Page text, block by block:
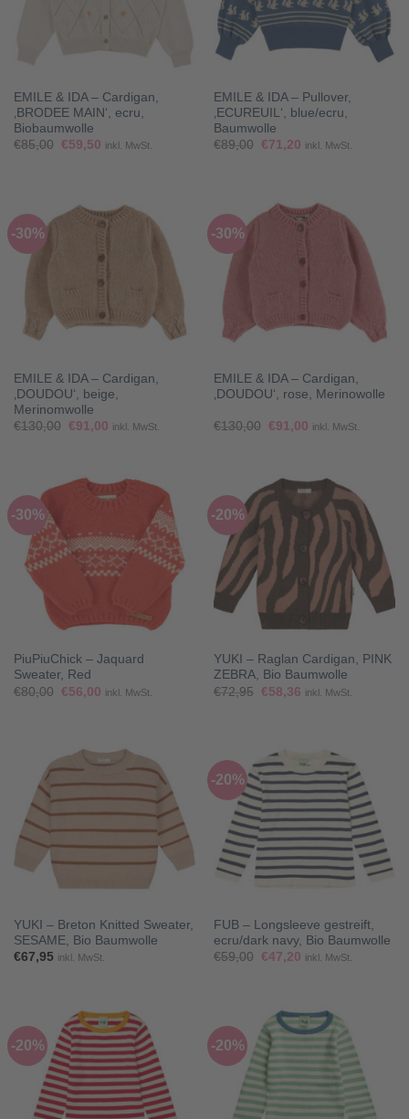
EMILE & IDA – Cardigan,
‚BRODEE MAIN‘, ecru,
Biobaumwolle
€85,00 Ursprünglicher
€59,50Aktueller
inkl. MwSt.
EMILE & IDA – Pullover,
‚ECUREUIL‘, blue/ecru,
Baumwolle
€89,00 Ursprünglicher
€71,20Aktueller
inkl. MwSt.
-30%
EMILE & IDA – Cardigan,
‚DOUDOU‘, beige,
Merinomwolle
€130,00 Ursprünglicher
€91,00Aktueller
inkl. MwSt.
-30%
EMILE & IDA – Cardigan,
‚DOUDOU‘, rose, Merinowolle
€130,00 Ursprünglicher
€91,00Aktueller
inkl. MwSt.
-30%
PiuPiuChick – Jaquard
Sweater, Red
€80,00 Ursprünglicher
Preis
€56,00Aktueller
inkl. MwSt.
-20%
YUKI – Raglan Cardigan, PINK
ZEBRA, Bio Baumwolle
€72,95 Ursprünglicher
Preis
€58,36Aktueller
inkl. MwSt.
YUKI – Breton Knitted Sweater,
SESAME, Bio Baumwolle
€67,95 inkl. MwSt.
-20%
FUB – Longsleeve gestreift,
ecru/dark navy, Bio Baumwolle
€59,00 Ursprünglicher
€47,20Aktueller
inkl. MwSt.
-20% -20%